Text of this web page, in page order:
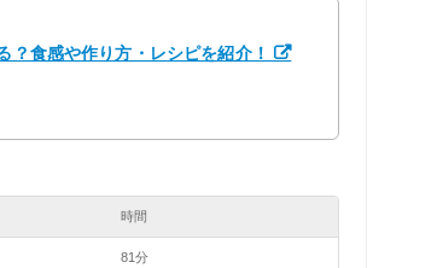
？食感や作り方・レシピを紹介！
時間
81分